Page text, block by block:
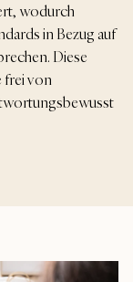
wodurch
in Bezug auf
Diese
frei von